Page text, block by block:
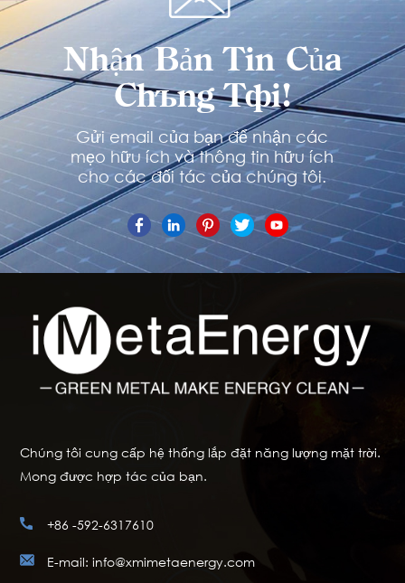
Nhận Bản Tin Của
Chúng Tôi!
Gửi email của bạn để nhận các
mẹo hữu ích và thông tin hữu ích
cho các đối tác của chúng tôi.
Chúng tôi cung cấp hệ thống lắp đặt năng lượng mặt trời.
Mong được hợp tác của bạn.
+86 -592-6317610
E-mail: info@xmimetaenergy.com